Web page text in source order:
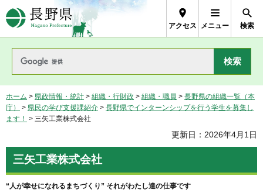
長野県Nagano Prefecture
アクセス メニュー 検索
ホーム > 県政情報・統計 > 組織・行財政 > 組織・職員 > 長野県の組織一覧（本
庁）
> 県民の学び支援課紹介 > 長野県でインターンシップを行う学生を募集し
ます！ > 三矢工業株式会社
更新日：2026年4月1日
三矢工業株式会社
“人が幸せになれるまちづくり” それがわたし達の仕事です